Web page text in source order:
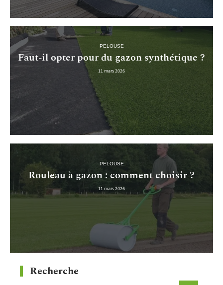
PELOUSE
Faut-il opter pour du gazon synthétique ?
11 mars 2026
PELOUSE
Rouleau à gazon : comment choisir ?
11 mars 2026
Recherche